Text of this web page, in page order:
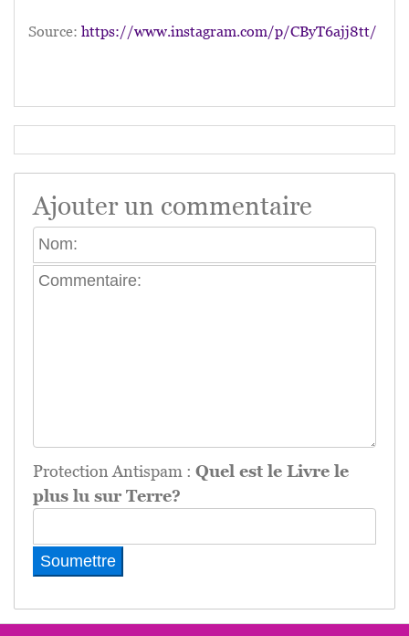
Source: https://www.instagram.com/p/CByT6ajj8tt/
Ajouter un commentaire
Protection Antispam : Quel est le Livre le
plus lu sur Terre?